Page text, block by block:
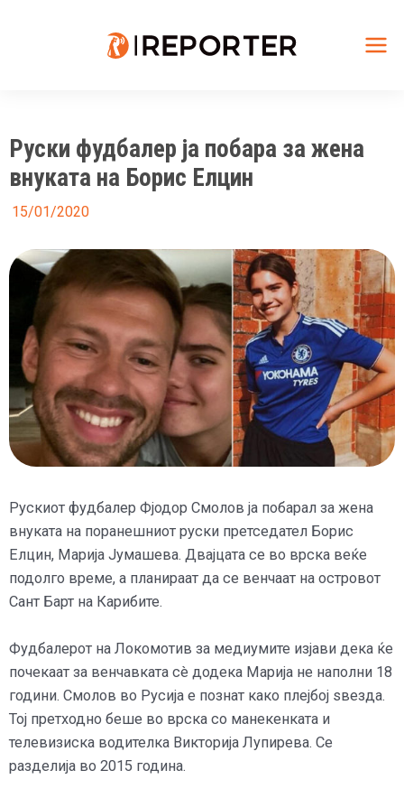
Руски фудбалер ја побара за жена
внуката на Борис Елцин
15/01/2020
Рускиот фудбалер Фјодор Смолов ја побарал за жена
внуката на поранешниот руски претседател Борис
Елцин, Марија Јумашева. Двајцата се во врска веќе
подолго време, а планираат да се венчаат на островот
Сант Барт на Карибите.
Фудбалерот на Локомотив за медиумите изјави дека ќе
почекаат за венчавката сè додека Марија не наполни 18
години. Смолов во Русија е познат како плејбој ѕвезда.
Тој претходно беше во врска со манекенката и
телевизиска водителка Викторија Лупирева. Се
разделија во 2015 година.